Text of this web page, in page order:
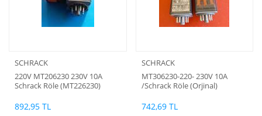
SCHRACK
220V MT206230 230V 10A
Schrack Röle (MT226230)
892,95 TL
SCHRACK
MT306230-220- 230V 10A
/Schrack Röle (Orjinal)
742,69 TL